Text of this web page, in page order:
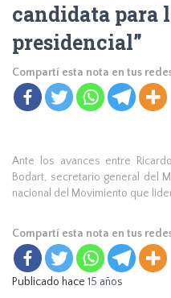
candidata para
presidencial”
Compartí esta nota en tus
Ante los avances entre
Bodart, secretario general del
nacional del Movimiento que
Compartí esta nota en tus
Publicado hace 15 años